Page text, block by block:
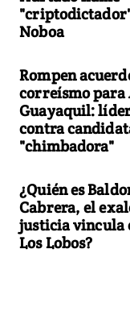
Noboa
Rompen
correísmo para
Guayaquil:
contra
"chimbadora"
¿Quién es
Cabrera, el
justicia vincula
Los Lobos?